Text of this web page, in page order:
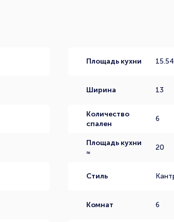
Площадь кухни 15.54
Ширина 13
Количество
спален
6
Площадь кухни
≈
20
Стиль
Комнат 6